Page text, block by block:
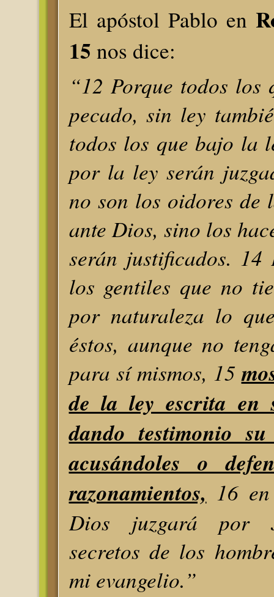
El apóstol Pablo en
15 nos dice:
“12 Porque todos los
pecado, sin ley
todos los que bajo la
por la ley serán
no son los oidores de
ante Dios, sino los
serán justificados. 14
los gentiles que no
por naturaleza lo
éstos, aunque no
para sí mismos, 15
de la ley escrita en
dando testimonio
acusándoles o
razonamientos, 16
Dios juzgará por
secretos de los
mi evangelio.”